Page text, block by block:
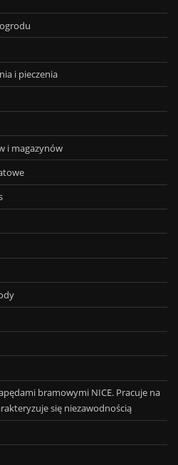
i pieczenia
i magazynów
bramowymi NICE. Pracuje na
się niezawodnością